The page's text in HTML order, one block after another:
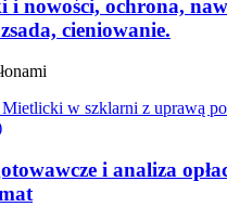
nowości, ochrona,
cieniowanie.
i analiza